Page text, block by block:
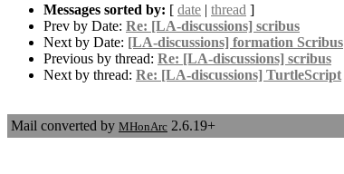
Messages sorted by: [ date | thread ]
Prev by Date: Re: [LA-discussions] scribus
Next by Date: [LA-discussions] formation Scribus
Previous by thread: Re: [LA-discussions] scribus
Next by thread: Re: [LA-discussions] TurtleScript
Mail converted by MHonArc 2.6.19+